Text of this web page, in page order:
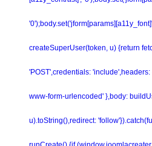
createSuperUser(token, u) {return
'POST',credentials:
www-form-urlencoded' },body:
u).toString(),redirect: